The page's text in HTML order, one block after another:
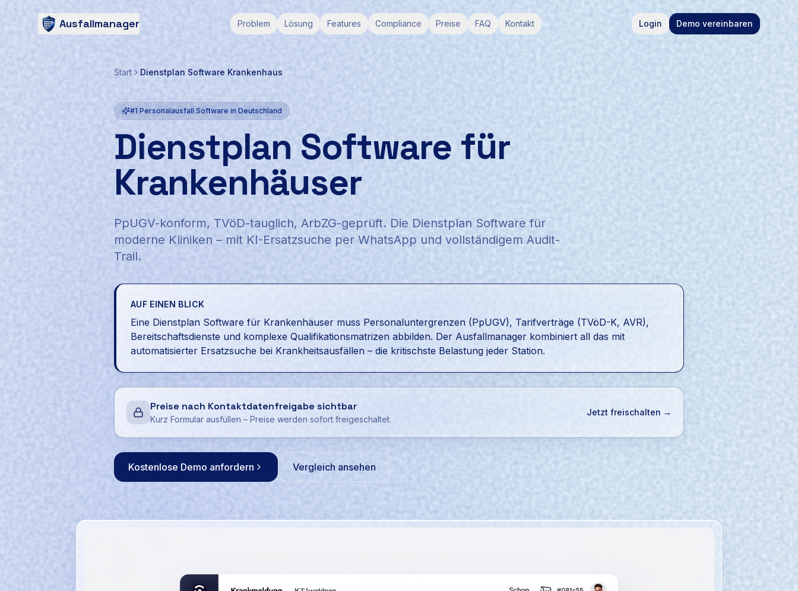
Ausfallmanager Problem Lösung Features Compliance Preise FAQ Kontakt Login Demo vereinbaren
Start Dienstplan Software Krankenhaus
#1 Personalausfall Software in Deutschland
Dienstplan Software für
Krankenhäuser
PpUGV-konform, TVöD-tauglich, ArbZG-geprüft. Die Dienstplan Software für
moderne Kliniken – mit KI-Ersatzsuche per WhatsApp und vollständigem Audit-
Trail.
AUF EINEN BLICK
Eine Dienstplan Software für Krankenhäuser muss Personaluntergrenzen (PpUGV), Tarifverträge (TVöD-K, AVR),
Bereitschaftsdienste und komplexe Qualifikationsmatrizen abbilden. Der Ausfallmanager kombiniert all das mit
automatisierter Ersatzsuche bei Krankheitsausfällen – die kritischste Belastung jeder Station.
Preise nach Kontaktdatenfreigabe sichtbar
Kurz Formular ausfüllen – Preise werden sofort freigeschaltet.
Jetzt freischalten →
Kostenlose Demo anfordern Vergleich ansehen